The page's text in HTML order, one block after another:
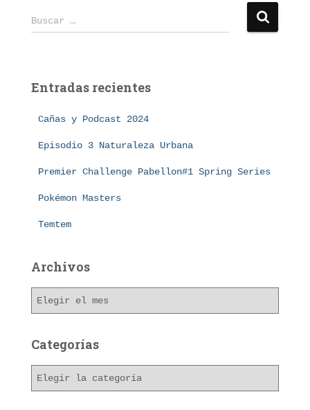
B
u
r
Buscar …
Entradas recientes
Cañas y Podcast 2024
Episodio 3 Naturaleza Urbana
Premier Challenge Pabellon#1 Spring Series
Pokémon Masters
Temtem
Archivos
h
Categorías